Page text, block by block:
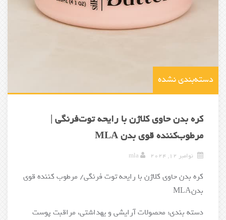
دسته‌بندی نشده
کره بدن حاوی کلاژن با رایحه توت‌فرنگی |
مرطوب‌کننده قوی بدن MLA
نوامبر 12, 2024 mla
کره بدن حاوی کلاژن با رایحه توت فرنگی/ مرطوب کننده قوی
بدنMLA
دسته بندی: محصولات آرایشی و یهداشتی، مراقبت پوست